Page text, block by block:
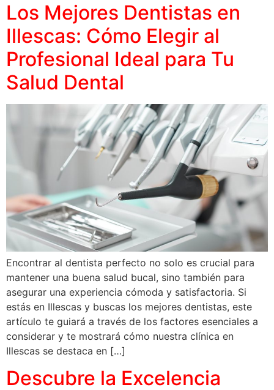
Los Mejores Dentistas en
Illescas: Cómo Elegir al
Profesional Ideal para Tu
Salud Dental
Encontrar al dentista perfecto no solo es crucial para
mantener una buena salud bucal, sino también para
asegurar una experiencia cómoda y satisfactoria. Si
estás en Illescas y buscas los mejores dentistas, este
artículo te guiará a través de los factores esenciales a
considerar y te mostrará cómo nuestra clínica en
Illescas se destaca en […]
Descubre la Excelencia